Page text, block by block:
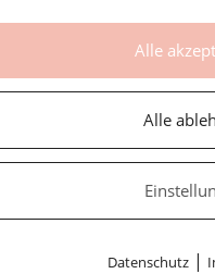
Stillpositionen
Dies ist wohl eine
Gerade auch für
Alle
Alle
Datenschutz |